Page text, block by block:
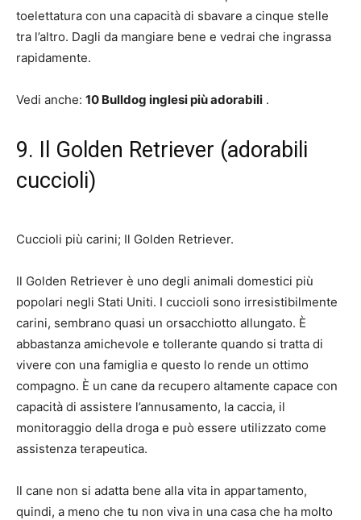
toelettatura con una capacità di sbavare a cinque stelle
tra l’altro. Dagli da mangiare bene e vedrai che ingrassa
rapidamente.
Vedi anche: 10 Bulldog inglesi più adorabili .
9. Il Golden Retriever (adorabili
cuccioli)
Cuccioli più carini; Il Golden Retriever.
Il Golden Retriever è uno degli animali domestici più
popolari negli Stati Uniti. I cuccioli sono irresistibilmente
carini, sembrano quasi un orsacchiotto allungato. È
abbastanza amichevole e tollerante quando si tratta di
vivere con una famiglia e questo lo rende un ottimo
compagno. È un cane da recupero altamente capace con
capacità di assistere l’annusamento, la caccia, il
monitoraggio della droga e può essere utilizzato come
assistenza terapeutica.
Il cane non si adatta bene alla vita in appartamento,
quindi, a meno che tu non viva in una casa che ha molto